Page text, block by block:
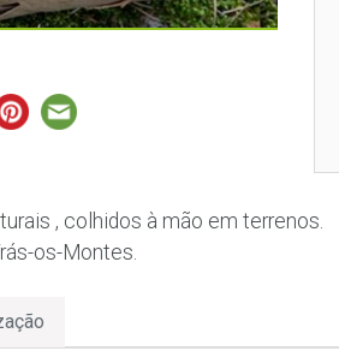
, colhidos à mão em terrenos.
os-Montes.